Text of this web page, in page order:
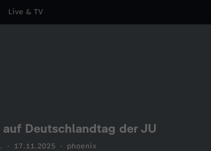
Live & TV
Deutschlandtag der JU
17.11.2025 phoenix